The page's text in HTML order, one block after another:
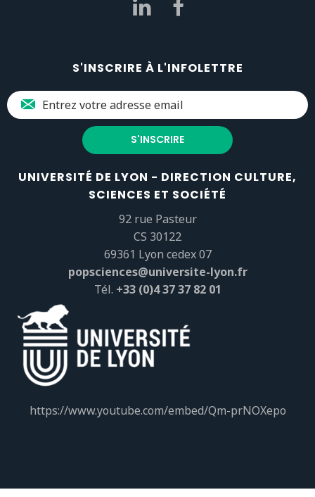
S'INSCRIRE À L'INFOLETTRE
UNIVERSITÉ DE LYON - DIRECTION CULTURE,
SCIENCES ET SOCIÉTÉ
92 rue Pasteur
CS 30122
69361 Lyon cedex 07
popsciences@universite-lyon.fr
Tél. +33 (0)4 37 37 82 01
https://www.youtube.com/embed/Qm-prNOXepo